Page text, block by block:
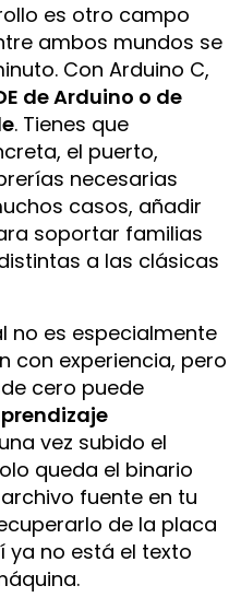
es otro campo
ambos mundos se
Con Arduino C,
de Arduino o de
. Tienes que
el puerto,
necesarias
casos, añadir
soportar familias
a las clásicas
no es especialmente
con experiencia, pero
cero puede
vez subido el
queda el binario
fuente en tu
de la placa
ya no está el texto